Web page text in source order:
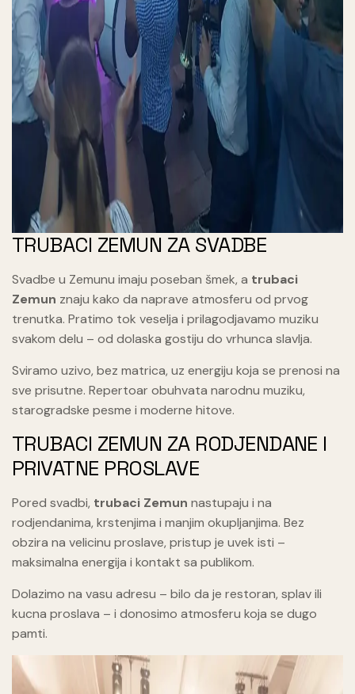
TRUBACI ZEMUN ZA SVADBE
Svadbe u Zemunu imaju poseban šmek, a trubaci
Zemun znaju kako da naprave atmosferu od prvog
trenutka. Pratimo tok veselja i prilagodjavamo muziku
svakom delu – od dolaska gostiju do vrhunca slavlja.
Sviramo uzivo, bez matrica, uz energiju koja se prenosi na
sve prisutne. Repertoar obuhvata narodnu muziku,
starogradske pesme i moderne hitove.
TRUBACI ZEMUN ZA RODJENDANE I
PRIVATNE PROSLAVE
Pored svadbi, trubaci Zemun nastupaju i na
rodjendanima, krstenjima i manjim okupljanjima. Bez
obzira na velicinu proslave, pristup je uvek isti –
maksimalna energija i kontakt sa publikom.
Dolazimo na vasu adresu – bilo da je restoran, splav ili
kucna proslava – i donosimo atmosferu koja se dugo
pamti.